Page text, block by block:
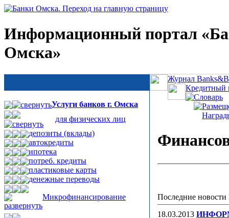
Информационный портал
Омска»
Услуги банков г. Омска
для физических лиц
депозиты (вклады)
автокредиты
ипотека
потреб. кредиты
пластиковые карты
денежные переводы
Микрофинансирование
Журнал
Кредитный
Словарь
Последние
18.03.2013